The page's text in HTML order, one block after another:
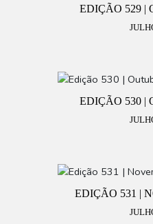
EDIÇÃO 529 |
EDIÇÃO 530 |
EDIÇÃO 531 |